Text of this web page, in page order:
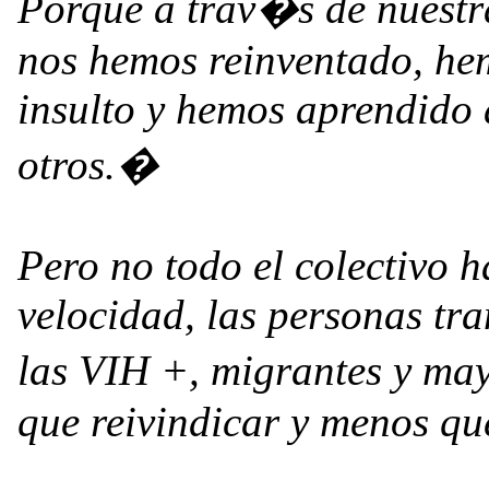
nos hemos reinventado,
insulto y hemos
otros.�
Pero no todo el colectivo
velocidad, las personas
las VIH +, migrantes y
que reivindicar y menos